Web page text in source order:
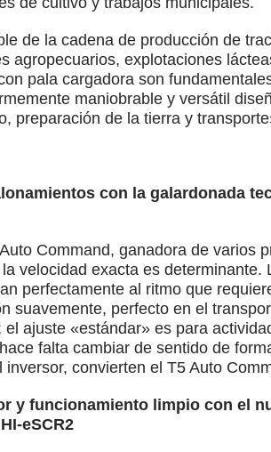
de la cadena de producción de
agropecuarios, explotaciones
pala cargadora son
maniobrable y versátil
preparación de la tierra y
con la galardonada
Command, ganadora de varios
velocidad exacta es
perfectamente al ritmo que
suavemente, perfecto en el
ajuste «estándar» es para
falta cambiar de sentido de
inversor, convierten el T5 Auto
y funcionamiento limpio con el
eSCR2